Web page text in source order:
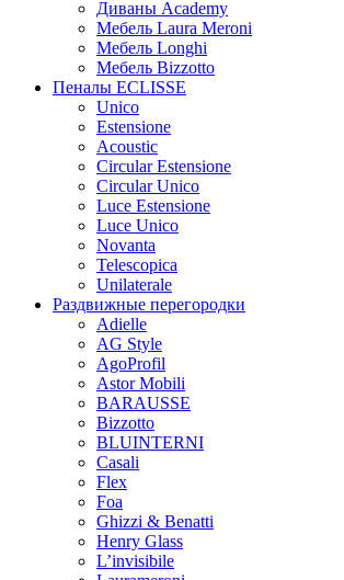
Диваны Academy
Мебель Laura Meroni
Мебель Longhi
Мебель Bizzotto
Пеналы ECLISSE
Unico
Estensione
Acoustic
Circular Estensione
Circular Unico
Luce Estensione
Luce Unico
Novanta
Telescopica
Unilaterale
Раздвижные перегородки
Adielle
AG Style
AgoProfil
Astor Mobili
BARAUSSE
Bizzotto
BLUINTERNI
Casali
Flex
Foa
Ghizzi & Benatti
Henry Glass
L’invisibile